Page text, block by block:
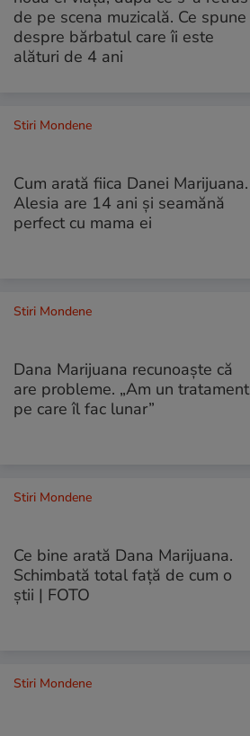
de pe scena muzicală. Ce spune
despre bărbatul care îi este
alături de 4 ani
Stiri Mondene
Cum arată fiica Danei Marijuana.
Alesia are 14 ani și seamănă
perfect cu mama ei
Stiri Mondene
Dana Marijuana recunoaște că
are probleme. „Am un tratament
pe care îl fac lunar”
Stiri Mondene
Ce bine arată Dana Marijuana.
Schimbată total față de cum o
știi | FOTO
Stiri Mondene